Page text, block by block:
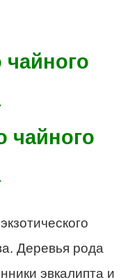
Деревья рода
эвкалипта и